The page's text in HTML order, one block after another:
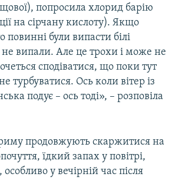
попросила хлорид барію
на сірчану кислоту). Якщо
повинні були випасти білі
не випали. Але це трохи і може не
сподіватися, що поки тут
турбуватися. Ось коли вітер із
подує – ось тоді», – розповіла
продовжують скаржитися на
їдкий запах у повітрі,
у вечірній час після